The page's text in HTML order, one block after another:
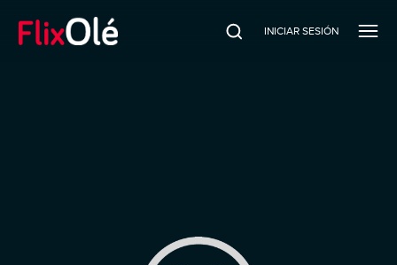
INICIAR SESIÓN